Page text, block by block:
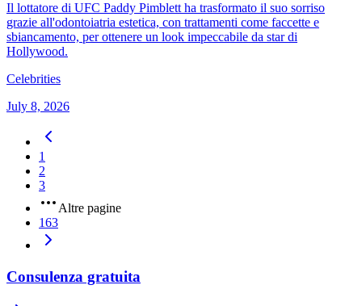
Il lottatore di UFC Paddy Pimblett ha trasformato il suo sorriso
grazie all'odontoiatria estetica, con trattamenti come faccette e
sbiancamento, per ottenere un look impeccabile da star di
Hollywood.
Celebrities
July 8, 2026
1
2
3
Altre pagine
163
Consulenza gratuita